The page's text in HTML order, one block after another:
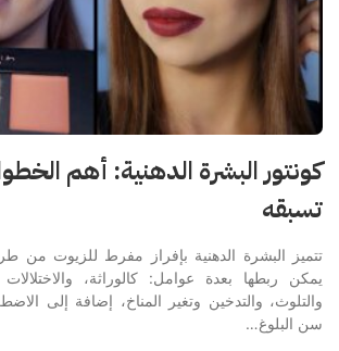
كونتور البشرة الدهنية: أهم
تسبقه
تتميز البشرة الدهنية بإفراز مفرط للزيوت من
يمكن ربطها بعدة عوامل: كالوراثة، والاختلالات
والتلوث، والتدخين وتغير المناخ، إضافة إلى
سن البلوغ…